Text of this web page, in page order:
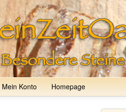
Mein Konto Homepage